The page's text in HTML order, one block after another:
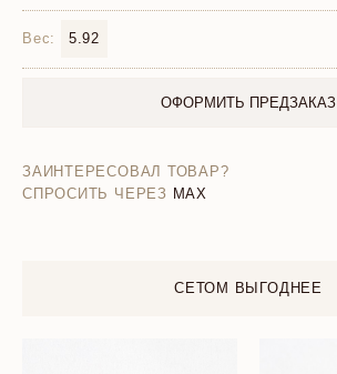
Вес: 5.92
ОФОРМИТЬ ПРЕДЗАКАЗ
ЗАИНТЕРЕСОВАЛ ТОВАР?
СПРОСИТЬ ЧЕРЕЗ MAX
СЕТОМ ВЫГОДНЕЕ